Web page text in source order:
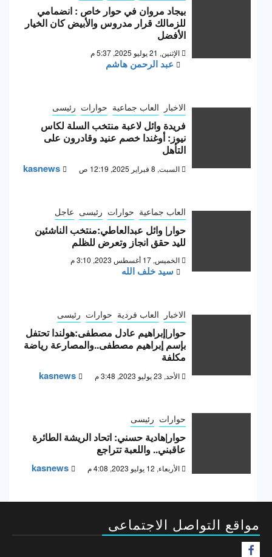
بيجاد مروان في حوار خاص : انضمامي
للزمالك قرار مدروس والأبيض كان الخيار
الأفضل
الإثنين, 21 يوليو 2025, 5:37 م
عبد الرحمن هاشم
الاخبار العاب جماعية حوارات رئيسى
فريدة وائل لاعبة منتخب السلة لكاس
نيوز: أوغندا خصم عنيد وقادرون على
التأهل
السبت, 8 فبراير 2025, 12:19 ص kasnews
العاب جماعية حوارات رئيسى عاجل
حوار| وائل عبدالعاطي:منتخب الناشئين
لليد حقق انجاز وتعرض للظلم
الخميس, 17 أغسطس 2023, 3:10 م
سيد خلف الله
الاخبار العاب فردية حوارات رئيسى
حوار|إبراهيم عادل مصطفى:هولندا تحتفل
بإسم إبراهيم مصطفى..والمصارعة رياضة
مكلفة
الأحد, 23 يوليو 2023, 3:48 م kasnews
حوارات رئيسى
حوار|هادية حسني: اتحاد الريشة الطائرة
عاقبني.. واللعبة تتراجع
الأربعاء, 12 يوليو 2023, 4:08 م kasnews
مواقع التواصل الاجتماعى